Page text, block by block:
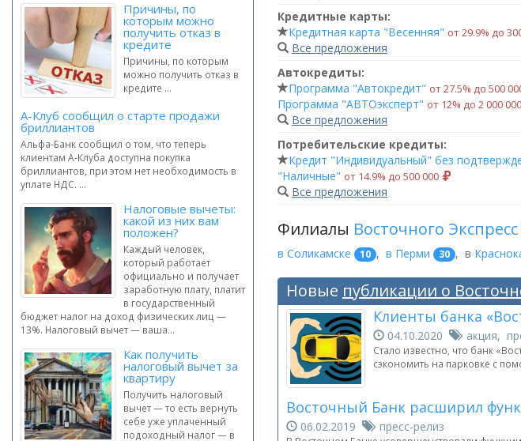
Причины, по
которым можно
получить отказ в
кредите
Причины, по которым
можно получить отказ в
кредите ...
А-Клуб сообщил о старте продажи
бриллиантов
Альфа-Банк сообщил о том, что теперь
клиентам А-Клуба доступна покупка
бриллиантов, при этом нет необходимость в
уплате НДС. ...
Налоговые вычеты:
какой из них вам
положен?
Каждый человек,
который работает
официально и получает
заработную плату, платит
в государственный
бюджет налог на доход физических лиц —
13%. Налоговый вычет — ваша...
Как получить
налоговый вычет за
квартиру
Получить налоговый
вычет — то есть вернуть
себе уже уплаченный
подоходный налог — в
Кредитные карты:
Кредитная карта "Весенняя" от 29.9% до
Все предложения
Автокредиты:
Программа "Автокредит" от 27.5% до 500
Программа "АВТОэксперт" от 12% до 2 000 000
Все предложения
Потребительские кредиты:
Кредит "Индивидуальный" без
"Наличные" от 14.9% до 500 000
Все предложения
Филиалы Восточного
в Соликамске 10 , в Перми 30 , в
Новые публикации о
Клиенты банка
04.10.2020 акция,
Стало известно, что банк
сэкономить на парковке с
Восточный Банк расширил
06.02.2019 пресс-релиз